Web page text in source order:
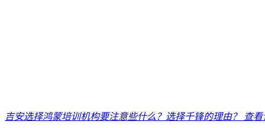
吉安选择鸿蒙培训机构要注意些什么？选择千锋的理由？ 查